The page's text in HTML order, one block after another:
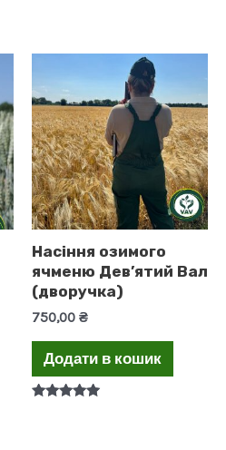
5
Насіння озимого
ячменю Дев’ятий Вал
(дворучка)
750,00 ₴
Додати в кошик